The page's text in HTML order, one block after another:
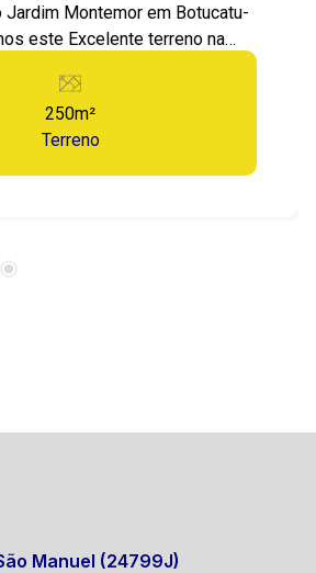
Montemor em Botucatu-
O terreno tem boa
? Localização:
Botucatu-SP ? Valor:
250m²
Terreno
Manuel (24799J)